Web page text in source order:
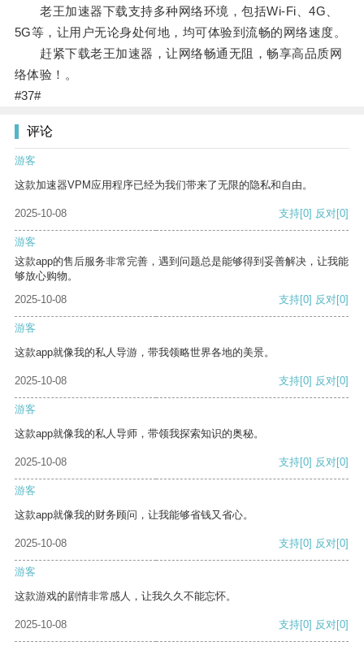
老王加速器下载支持多种网络环境，包括Wi-Fi、4G、
5G等，让用户无论身处何地，均可体验到流畅的网络速度。
赶紧下载老王加速器，让网络畅通无阻，畅享高品质网
络体验！。
#37#
评论
游客
这款加速器VPM应用程序已经为我们带来了无限的隐私和自由。
2025-10-08 支持[0] 反对[0]
游客
这款app的售后服务非常完善，遇到问题总是能够得到妥善解决，让我能
够放心购物。
2025-10-08
支持[0] 反对[0]
游客
这款app就像我的私人导游，带我领略世界各地的美景。
2025-10-08 支持[0] 反对[0]
游客
这款app就像我的私人导师，带领我探索知识的奥秘。
2025-10-08 支持[0] 反对[0]
游客
这款app就像我的财务顾问，让我能够省钱又省心。
2025-10-08 支持[0] 反对[0]
游客
这款游戏的剧情非常感人，让我久久不能忘怀。
2025-10-08 支持[0] 反对[0]